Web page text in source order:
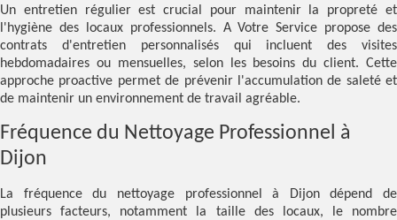
Un entretien régulier est crucial pour maintenir la propreté et
l'hygiène des locaux professionnels. A Votre Service propose des
contrats d'entretien personnalisés qui incluent des visites
hebdomadaires ou mensuelles, selon les besoins du client. Cette
approche proactive permet de prévenir l'accumulation de saleté et
de maintenir un environnement de travail agréable.
Fréquence du Nettoyage Professionnel à
Dijon
La fréquence du nettoyage professionnel à Dijon dépend de
plusieurs facteurs, notamment la taille des locaux, le nombre